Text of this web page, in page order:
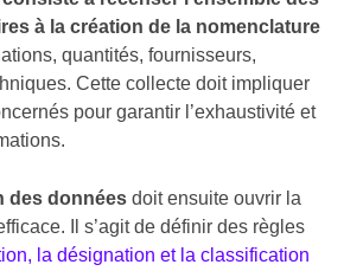
à la création de la nomenclature
quantités, fournisseurs,
Cette collecte doit impliquer
pour garantir l’exhaustivité et
des données doit ensuite ouvrir la
Il s’agit de définir des règles
la désignation et la classification